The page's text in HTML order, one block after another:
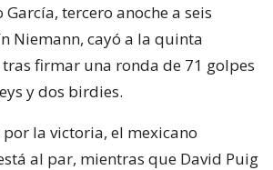
García, tercero anoche a seis
Niemann, cayó a la quinta
tras firmar una ronda de 71 golpes
y dos birdies.
la victoria, el mexicano
al par, mientras que David Puig